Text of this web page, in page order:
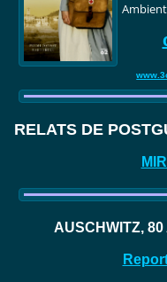
RELATS DE
AUSCHWITZ,